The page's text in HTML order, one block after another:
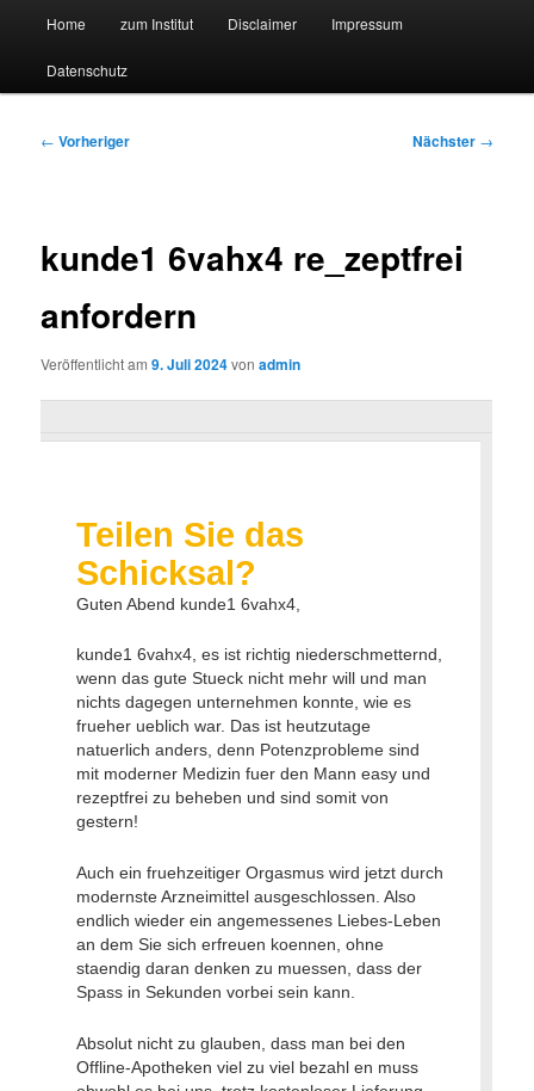
Suchmaschine Forschung und
Technologie
Zum
primären
Zum
sekundären
Home zum Institut Disclaimer Impressum
Datenschutz
Beitragsnavigation
← Vorheriger Nächster →
kunde1 6vahx4 re_zeptfrei
anfordern
Veröffentlicht am9. Juli 2024vonadmin
Teilen Sie das
Schicksal?
Guten Abend kunde1 6vahx4,
kunde1 6vahx4, es ist richtig niederschmetternd,
wenn das gute Stueck nicht mehr will und man
nichts dagegen unternehmen konnte, wie es
frueher ueblich war. Das ist heutzutage
natuerlich anders, denn Potenzprobleme sind
mit moderner Medizin fuer den Mann easy und
rezeptfrei zu beheben und sind somit von
gestern!
Auch ein fruehzeitiger Orgasmus wird jetzt durch
modernste Arzneimittel ausgeschlossen. Also
endlich wieder ein angemessenes Liebes-Leben
an dem Sie sich erfreuen koennen, ohne
staendig daran denken zu muessen, dass der
Spass in Sekunden vorbei sein kann.
Absolut nicht zu glauben, dass man bei den
Offline-Apotheken viel zu viel bezahl en muss